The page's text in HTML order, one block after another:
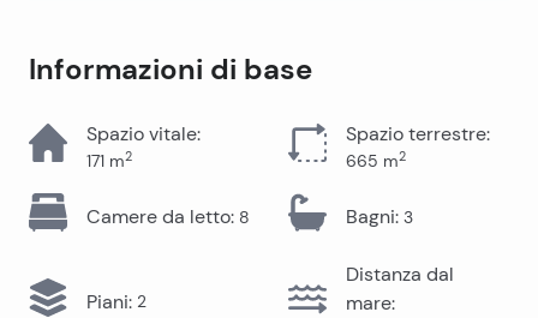
Informazioni di base
Spazio vitale:
171 m2
Spazio terrestre:
665 m2
Camere da letto: 8 Bagni: 3
Piani: 2
Distanza dal
mare: